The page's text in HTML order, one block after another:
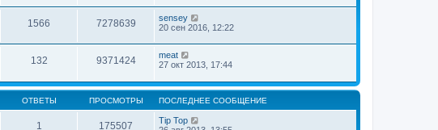
1566 7278639
sensey
20 сен 2016, 12:22
132 9371424
meat
27 окт 2013, 17:44
ОТВЕТЫ ПРОСМОТРЫ ПОСЛЕДНЕЕ СООБЩЕНИЕ
1 175507
Tip Top